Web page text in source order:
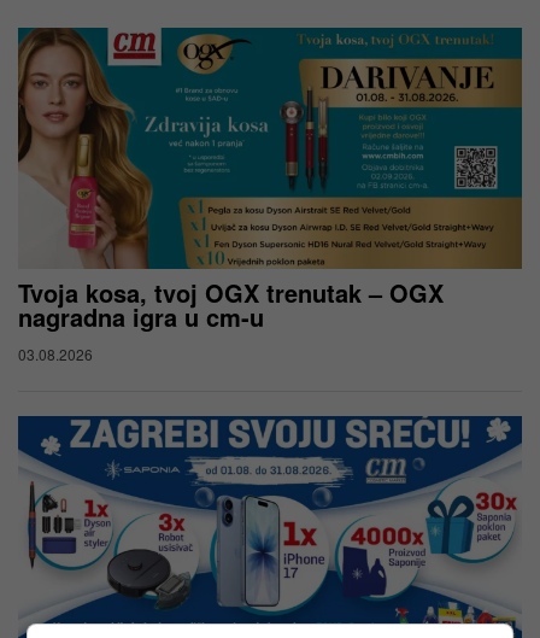
Tvoja kosa, tvoj OGX trenutak – OGX
nagradna igra u cm-u
03.08.2026